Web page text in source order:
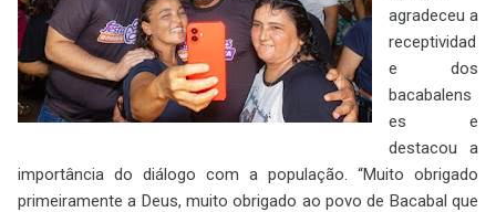
agradeceu a
receptividad
e dos
bacabalens
es e
destacou a
importância do diálogo com a população. “Muito obrigado
primeiramente a Deus, muito obrigado ao povo de Bacabal que